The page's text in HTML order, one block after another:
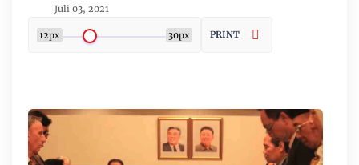
Juli 03, 2021
12px 30px PRINT